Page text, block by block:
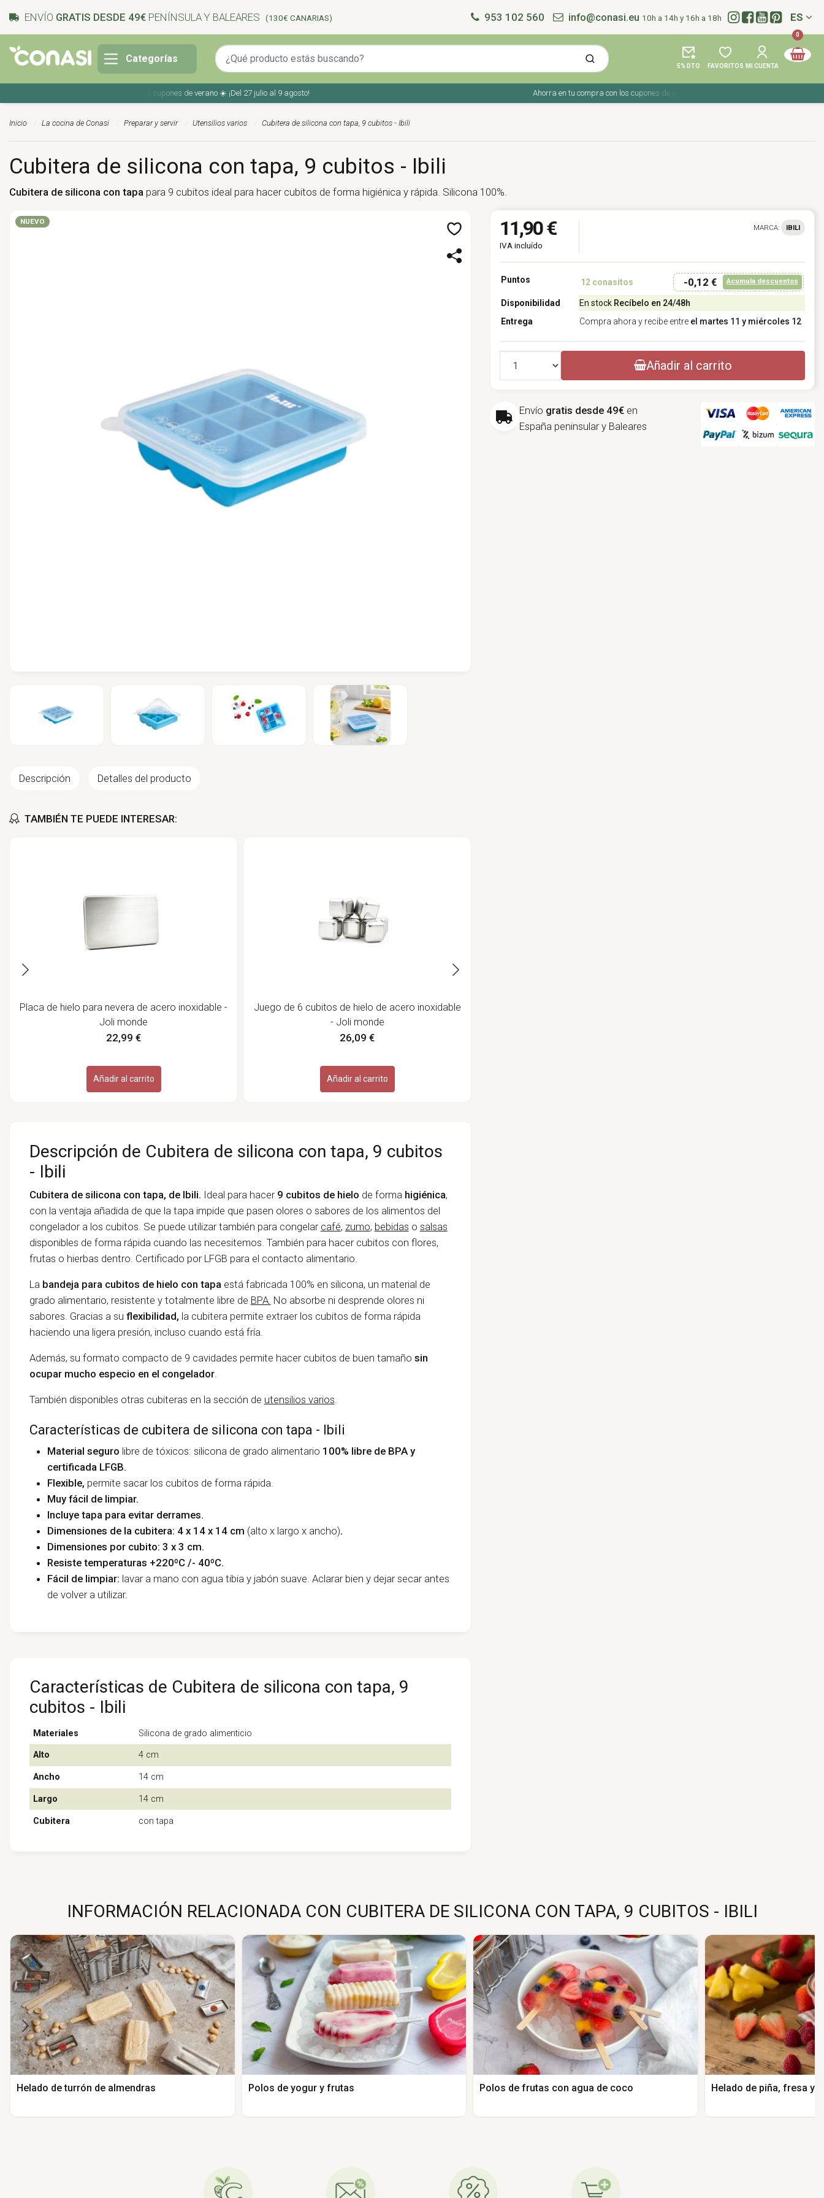
ENVÍO GRATIS DESDE 49€ PENÍNSULA Y BALEARES (130€ CANARIAS) 953 102 560 info@conasi.eu 10h a 14h y 16h a 18h Idioma:
ES
Categorías
5% DTO FAVORITOS MI CUENTA
0
Ahorra en tu compra con los cupones de verano ☀️ ¡Del 27 julio al 9 agosto! Ahorra en tu compra con los cupones de verano ☀️ ¡Del 27 julio al 9 agosto!
Inicio La cocina de Conasi Preparar y servir Utensilios varios Cubitera de silicona con tapa, 9 cubitos - Ibili
Cubitera de silicona con tapa, 9 cubitos - Ibili
Cubitera de silicona con tapa para 9 cubitos ideal para hacer cubitos de forma higiénica y rápida. Silicona 100%.
NUEVO
Descripción Detalles del producto
TAMBIÉN TE PUEDE INTERESAR:
Placa de hielo para nevera de acero inoxidable -
Joli monde
22,99 €
Añadir al carrito
Juego de 6 cubitos de hielo de acero inoxidable
- Joli monde
26,09 €
Añadir al carrito
Descripción de Cubitera de silicona con tapa, 9 cubitos
- Ibili
Cubitera de silicona con tapa, de Ibili. Ideal para hacer 9 cubitos de hielo de forma higiénica,
con la ventaja añadida de que la tapa impide que pasen olores o sabores de los alimentos del
congelador a los cubitos. Se puede utilizar también para congelar café, zumo, bebidas o salsas
disponibles de forma rápida cuando las necesitemos. También para hacer cubitos con flores,
frutas o hierbas dentro. Certificado por LFGB para el contacto alimentario.
La bandeja para cubitos de hielo con tapa está fabricada 100% en silicona, un material de
grado alimentario, resistente y totalmente libre de BPA. No absorbe ni desprende olores ni
sabores. Gracias a su flexibilidad, la cubitera permite extraer los cubitos de forma rápida
haciendo una ligera presión, incluso cuando está fría.
Además, su formato compacto de 9 cavidades permite hacer cubitos de buen tamaño sin
ocupar mucho especio en el congelador.
También disponibles otras cubiteras en la sección de utensilios varios
Características de cubitera de silicona con tapa - Ibili
Material seguro libre de tóxicos: silicona de grado alimentario 100% libre de BPA y
certificada LFGB.
Flexible, permite sacar los cubitos de forma rápida.
Muy fácil de limpiar.
Incluye tapa para evitar derrames.
Dimensiones de la cubitera: 4 x 14 x 14 cm (alto x largo x ancho).
Dimensiones por cubito: 3 x 3 cm.
Resiste temperaturas +220ºC /- 40ºC.
Fácil de limpiar: lavar a mano con agua tibia y jabón suave. Aclarar bien y dejar secar antes
de volver a utilizar.
Características de Cubitera de silicona con tapa, 9
cubitos - Ibili
Materiales Silicona de grado alimenticio
Alto 4 cm
Ancho 14 cm
Largo 14 cm
Cubitera con tapa
11,90 €
IVA incluído
MARCA: IBILI
Puntos 12conasitos -0,12 € Acumula descuentos
Disponibilidad En stock Recíbelo en 24/48h
Entrega
Compra ahora y recibe entre el martes 11 y miércoles 12
Cantidad Añadir al carrito
Envío gratis desde 49€ en
España peninsular y Baleares
INFORMACIÓN RELACIONADA CON CUBITERA DE SILICONA CON TAPA, 9 CUBITOS - IBILI
Helado de turrón de almendras Polos de yogur y frutas Polos de frutas con agua de coco Helado de piña, fresa y